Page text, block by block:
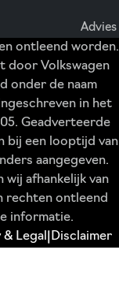
ontleend worden.
door Volkswagen
onder de naam
in het
Geadverteerde
bij een looptijd van
aangegeven.
afhankelijk van
rechten ontleend
informatie.
& Legal Disclaimer